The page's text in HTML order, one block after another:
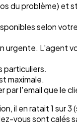
du problème) et
selon
urgente. L'agent
particuliers.
maximale.
l'email que le
il en ratait 1 sur 3
vous sont calés